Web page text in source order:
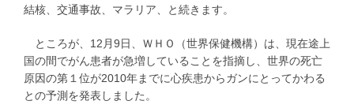
結核、交通事故、マラリア、と続きます。
ところが、12月9日、ＷＨＯ（世界保健機構）は、現在途上
国の間でがん患者が急増していることを指摘し、世界の死亡
原因の第１位が2010年までに心疾患からガンにとってかわる
との予測を発表しました。